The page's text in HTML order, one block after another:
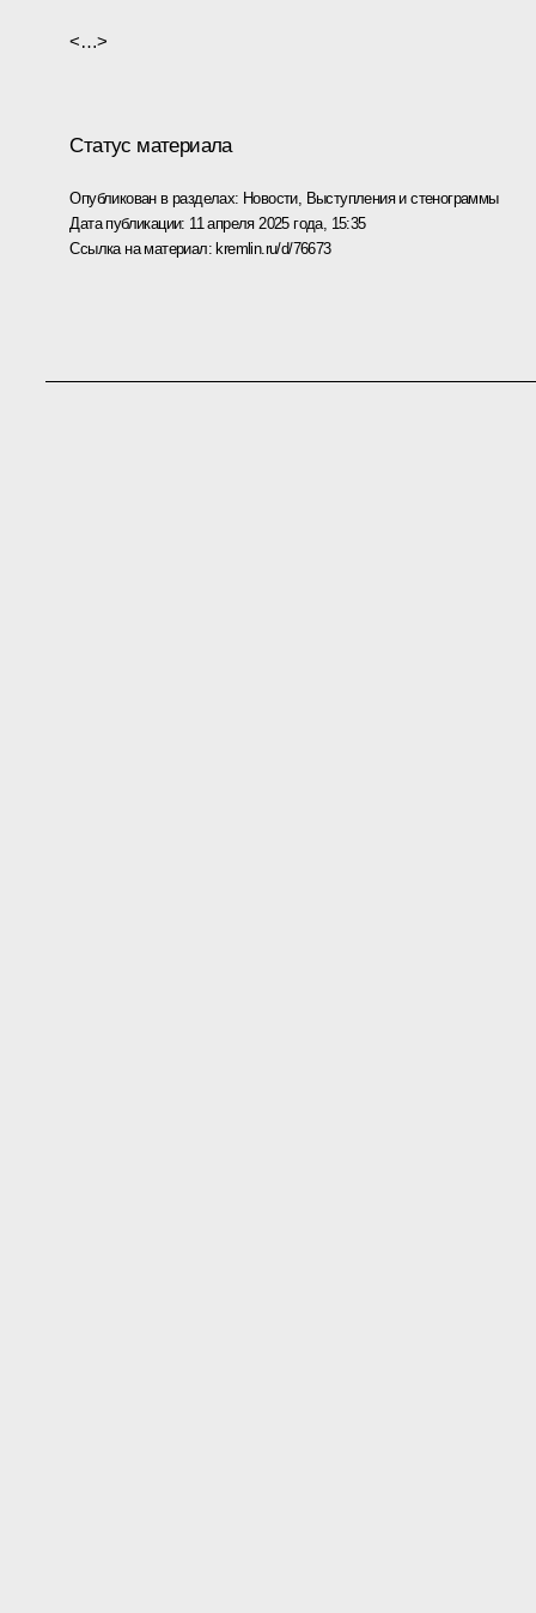
<…>
Статус материала
Опубликован в разделах: Новости, Выступления и стенограммы
Дата публикации: 11 апреля 2025 года, 15:35
Ссылка на материал: kremlin.ru/d/76673